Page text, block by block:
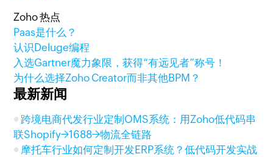
Zoho 热点
Paas是什么？
认识Deluge编程
入选Gartner魔力象限，获得“有远见者”称号！
为什么选择Zoho Creator而非其他BPM？
最新新闻
跨境电商代发行业定制OMS系统：用Zoho低代码串
联Shopify→1688→物流全链路
摩托车行业如何定制开发ERP系统？低代码开发实战